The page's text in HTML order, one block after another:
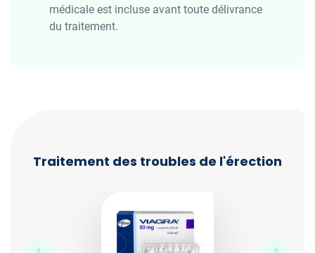
médicale est incluse avant toute délivrance
du traitement.
Traitement des troubles de l'érection